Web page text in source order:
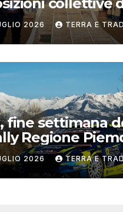
collettive
2026 TERRA E
fine settimana
Regione
2026 TERRA E